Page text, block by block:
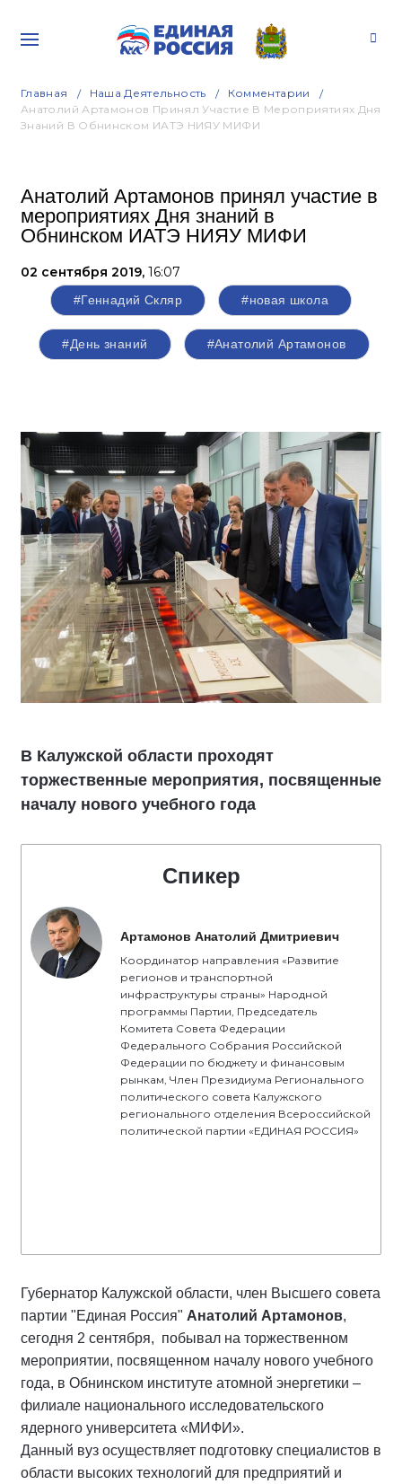
Главная Наша Деятельность
Комментарии
Анатолий Артамонов Принял Участие В Мероприятиях Дня
Знаний В Обнинском ИАТЭ НИЯУ МИФИ
Анатолий Артамонов принял участие в
мероприятиях Дня знаний в
Обнинском ИАТЭ НИЯУ МИФИ
02 сентября 2019, 16:07
#Геннадий Скляр #новая школа
#День знаний #Анатолий Артамонов
В Калужской области проходят
торжественные мероприятия, посвященные
началу нового учебного года
Спикер
Артамонов Анатолий Дмитриевич
Координатор направления «Развитие
регионов и транспортной
инфраструктуры страны» Народной
программы Партии, Председатель
Комитета Совета Федерации
Федерального Собрания Российской
Федерации по бюджету и финансовым
рынкам, Член Президиума Регионального
политического совета Калужского
регионального отделения Всероссийской
политической партии «ЕДИНАЯ РОССИЯ»
Губернатор Калужской области, член Высшего совета
партии "Единая Россия" Анатолий Артамонов,
сегодня 2 сентября, побывал на торжественном
мероприятии, посвященном началу нового учебного
года, в Обнинском институте атомной энергетики –
филиале национального исследовательского
ядерного университета «МИФИ».
Данный вуз осуществляет подготовку специалистов в
области высоких технологий для предприятий и